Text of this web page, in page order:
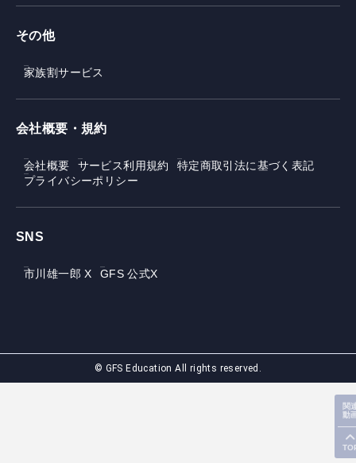
関
動
その他
家族割サービス
会社概要・規約
会社概要 サービス利用規約
特定商取引法に基づく表記
プライバシーポリシー
SNS
市川雄一郎 X GFS 公式X
© GFS Education All rights reserved.